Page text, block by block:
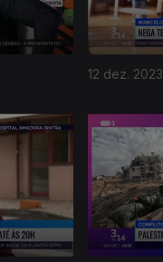
12 dez. 2023